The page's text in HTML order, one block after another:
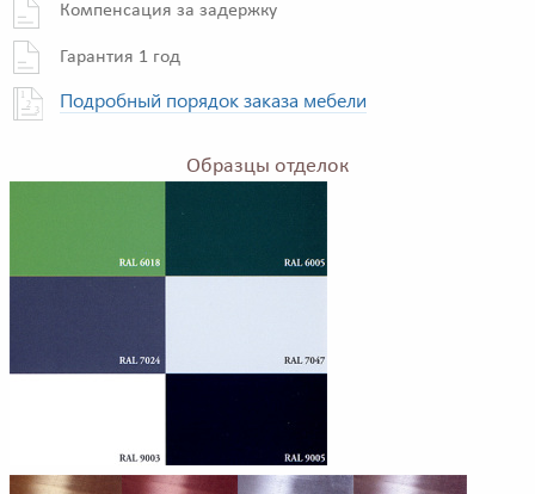
Компенсация за задержку
Гарантия 1 год
Подробный порядок заказа мебели
Образцы отделок